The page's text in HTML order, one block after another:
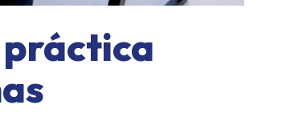
práctica